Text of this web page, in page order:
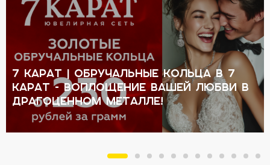
7 КАРАТ | Обручальные кольца в 7
КАРАТ - воплощение вашей любви в
драгоценном металле!